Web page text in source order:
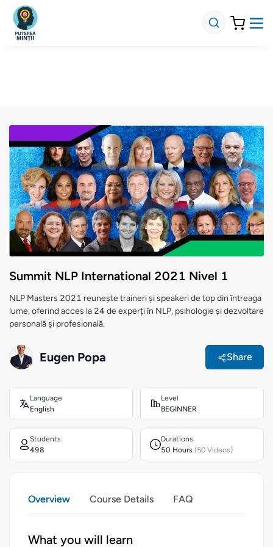
Summit NLP International 2021 Nivel 1
NLP Masters 2021 reunește traineri și speakeri de top din întreaga
lume, oferind acces la 24 de experți în NLP, psihologie și dezvoltare
personală și profesională.
Eugen Popa Share
Language
English
Level
BEGINNER
Students
498
Durations
50 Hours (50 Videos)
Overview Course Details FAQ
What you will learn